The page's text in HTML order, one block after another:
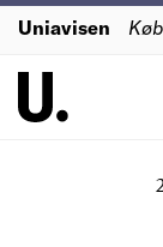
Uniavisen